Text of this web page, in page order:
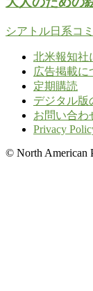
シアトル日系コ
北米報知社
広告掲載に
定期購読
デジタル版
お問い合わ
Privacy
© North American